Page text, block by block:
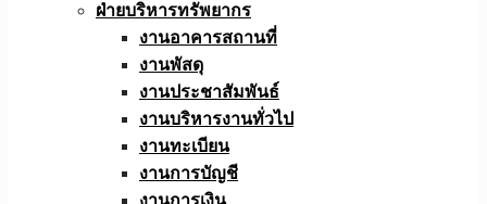
ฝ่ายบริหารทรัพยากร
งานอาคารสถานที่
งานพัสดุ
งานประชาสัมพันธ์
งานบริหารงานทั่วไป
งานทะเบียน
งานการบัญชี
งานการเงิน